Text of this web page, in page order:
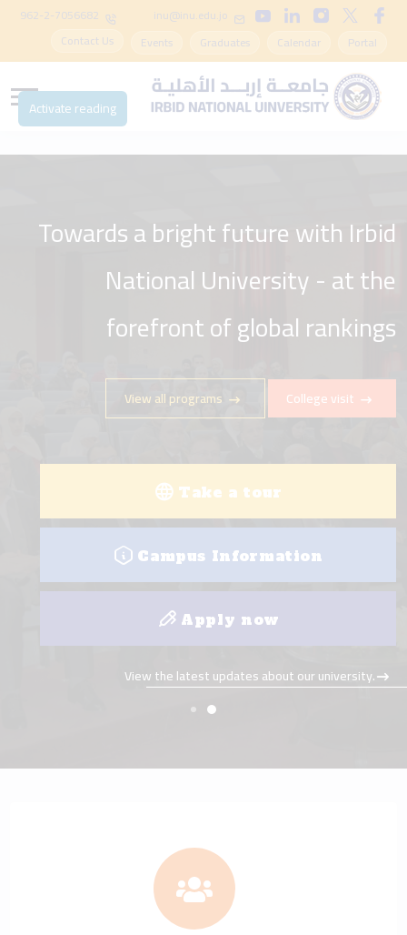
inu@inu.edu.jo
962-2-7056682
Portal
Calendar
Graduates
Events
Contact Us
Towards a bright future with Irbid
National University - at the
forefront of global rankings
College visit
View all programs
Take a tour
Campus Information
Apply now
View the latest updates about our university.
Activate reading